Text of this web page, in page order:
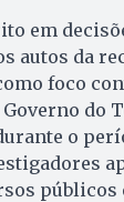
em
autos da
foco
do
o
públicos